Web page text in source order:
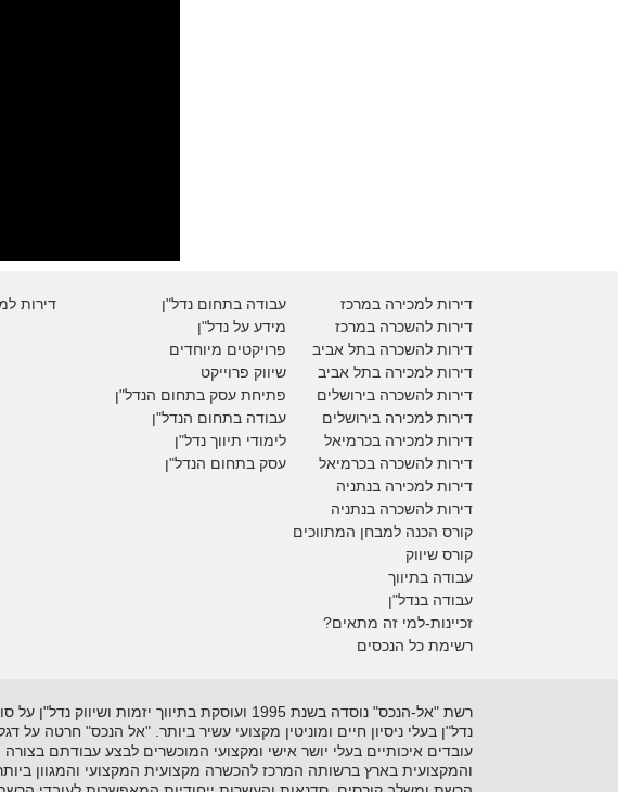
דירות
דירות למכירה במרכז
דירות להשכרה במרכז
דירות להשכרה בתל אביב
דירות למכירה בתל אביב
דירות להשכרה בירושלים
דירות למכירה בירושלים
דירות למכירהבכרמיאל
דירות להשכרהבכרמיאל
דירות למכירה בנתניה
דירות להשכרה בנתניה
קורס הכנה למבחן המתווכים
קורס שיווק
עבודה בתיווך
עבודה בנדל"ן
זכיינות-למי זה מתאים?
עבודה בתחום נדל"ן
מידע על נדל"ן
פרויקטים מיוחדים
שיווק פרוייקט
פתיחת עסק בתחום הנדל"ן
עבודה בתחום הנדל"ן
לימודי תיווך נדל"ן
עסק בתחום הנדל"ן
רשימת כל הנכסים
נדל"ן בעלי ניסיון חיים ומוניטין מקצועי עשיר ביותר. "אל הנכס" חרטה על
עובדים איכותיים בעלי יושר אישי ומקצועי המוכשרים לבצע עבודתם
והמקצועית בארץ ברשותה המרכז להכשרה מקצועית המקצועי והמגוון